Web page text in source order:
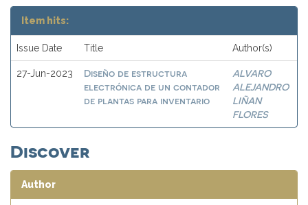
Item hits:
Issue Date Title Author(s)
27-Jun-2023
Diseño de estructura
electrónica de un contador
de plantas para inventario
ALVARO
ALEJANDRO
LIÑAN
FLORES
Discover
Author